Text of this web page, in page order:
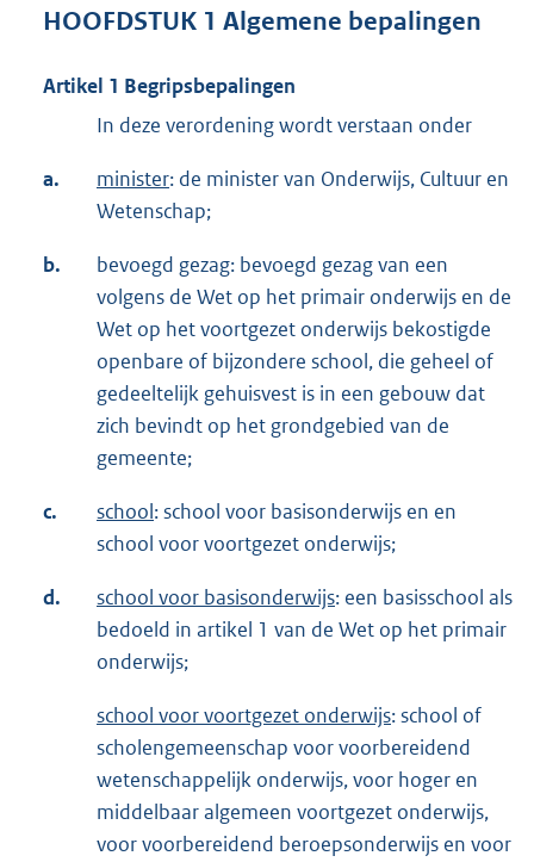
HOOFDSTUK 1 Algemene bepalingen
Artikel 1 Begripsbepalingen
In deze verordening wordt verstaan onder
a. minister: de minister van Onderwijs, Cultuur en
Wetenschap;
b.
bevoegd gezag: bevoegd gezag van een
volgens de Wet op het primair onderwijs en de
Wet op het voortgezet onderwijs bekostigde
openbare of bijzondere school, die geheel of
gedeeltelijk gehuisvest is in een gebouw dat
zich bevindt op het grondgebied van de
gemeente;
c. school: school voor basisonderwijs en en
school voor voortgezet onderwijs;
d. school voor basisonderwijs: een basisschool als
bedoeld in artikel 1 van de Wet op het primair
onderwijs;
school voor voortgezet onderwijs: school of
scholengemeenschap voor voorbereidend
wetenschappelijk onderwijs, voor hoger en
middelbaar algemeen voortgezet onderwijs,
voor voorbereidend beroepsonderwijs en voor